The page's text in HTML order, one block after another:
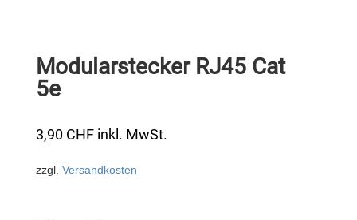
Modularstecker RJ45 Cat
5e
3,90 CHF inkl. MwSt.
zzgl. Versandkosten